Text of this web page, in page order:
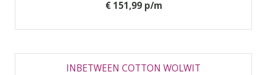
€ 151,99 p/m
INBETWEEN COTTON WOLWIT